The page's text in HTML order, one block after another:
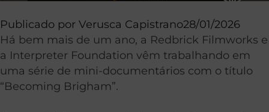
Publicado por Verusca Capistrano28/01/2026
Há bem mais de um ano, a Redbrick Filmworks e
a Interpreter Foundation vêm trabalhando em
uma série de mini-documentários com o título
“Becoming Brigham”.